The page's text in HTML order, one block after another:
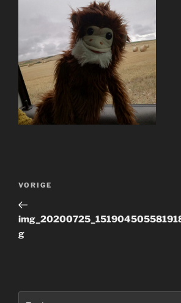
Bericht
Vorig
bericht
VORIGE
g